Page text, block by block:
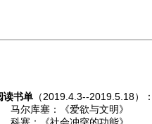
读书单（2019.4.3--2019.5.18）
尔库塞：《爱欲与文明》
塞：《社会冲突的功能》